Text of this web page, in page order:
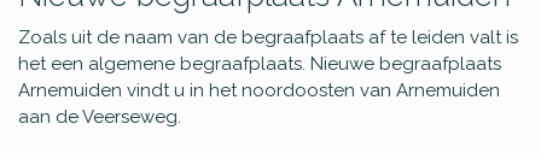
Zoals uit de naam van de begraafplaats af te leiden valt is
het een algemene begraafplaats. Nieuwe begraafplaats
Arnemuiden vindt u in het noordoosten van Arnemuiden
aan de Veerseweg.